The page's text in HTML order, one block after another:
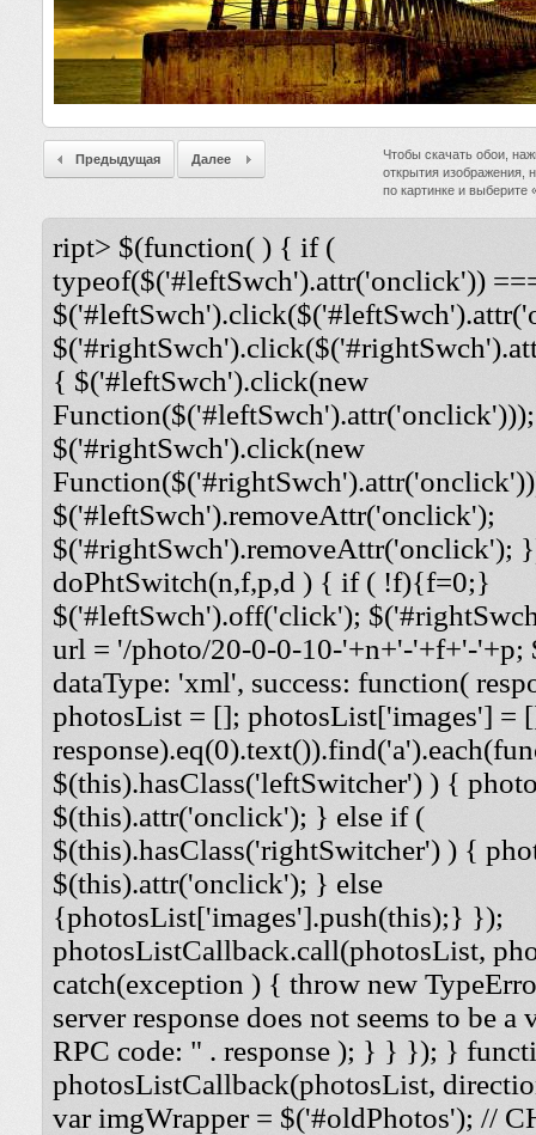
Чтобы скачать обои,
открытия изображения,
по картинке и
Предыдущая Далее
ript> $(function( ) { if (
typeof($('#leftSwch').attr('onclick'))
{ $('#leftSwch').click(new
Function($('#leftSwch').attr('onclick')));
$('#rightSwch').click(new
$('#leftSwch').removeAttr('onclick');
$('#rightSwch').removeAttr('onclick');
doPhtSwitch(n,f,p,d ) { if ( !f){f=0;}
$('#leftSwch').off('click');
url = '/photo/20-0-0-10-'+n+'-'+f+'-'+p;
dataType: 'xml', success: function(
photosList = []; photosList['images'] =
$(this).hasClass('leftSwitcher') ) {
$(this).attr('onclick'); } else if (
$(this).hasClass('rightSwitcher') ) {
$(this).attr('onclick'); } else
{photosList['images'].push(this);} });
photosListCallback.call(photosList,
catch(exception ) { throw new
server response does not seems to be
RPC code: " . response ); } } }); }
photosListCallback(photosList,
var imgWrapper = $('#oldPhotos'); //